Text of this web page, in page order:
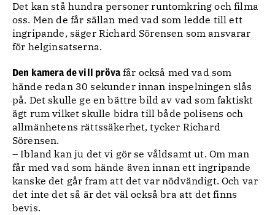
Det kan stå hundra personer runtomkring och filma
oss. Men de får sällan med vad som ledde till ett
ingripande, säger Richard Sörensen som ansvarar
för helginsatserna.
Den kamera de vill prövafår också med vad som
hände redan 30 sekunder innan inspelningen slås
på. Det skulle ge en bättre bild av vad som faktiskt
ägt rum vilket skulle bidra till både polisens och
allmänhetens rättssäkerhet, tycker Richard
Sörensen.
– Ibland kan ju det vi gör se våldsamt ut. Om man
får med vad som hände även innan ett ingripande
kanske det går fram att det var nödvändigt. Och var
det inte det så är det väl också bra att det finns
bevis.